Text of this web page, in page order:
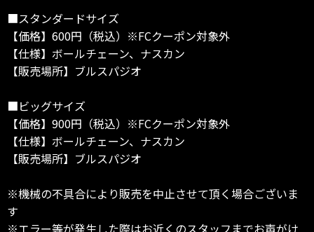
■スタンダードサイズ
【価格】600円（税込）※FCクーポン対象外
【仕様】ボールチェーン、ナスカン
【販売場所】ブルスパジオ
■ビッグサイズ
【価格】900円（税込）※FCクーポン対象外
【仕様】ボールチェーン、ナスカン
【販売場所】ブルスパジオ
※機械の不具合により販売を中止させて頂く場合ございま
す
※エラー等が発生した際はお近くのスタッフまでお声がけ